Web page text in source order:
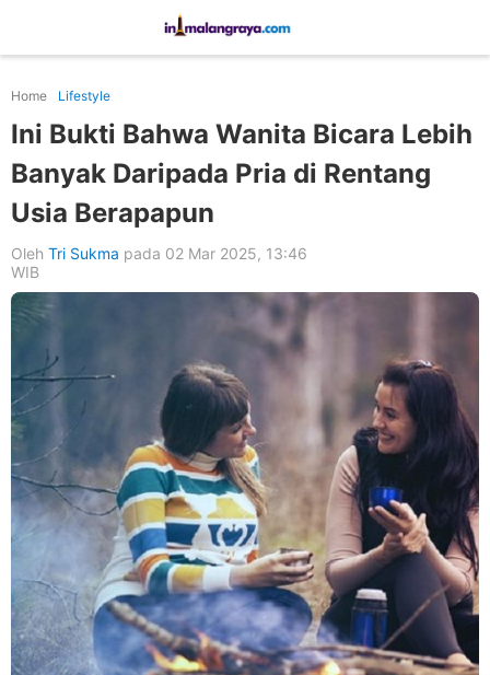
Home Lifestyle
Ini Bukti Bahwa Wanita Bicara Lebih
Banyak Daripada Pria di Rentang
Usia Berapapun
Oleh Tri Sukma pada 02 Mar 2025, 13:46
WIB